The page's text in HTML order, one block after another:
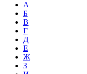
А
Б
В
Г
Д
Е
Ж
З